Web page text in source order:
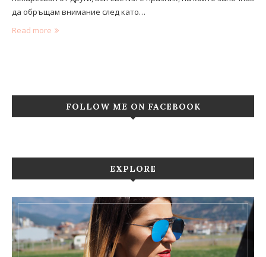
да обръщам внимание след като…
Read more
FOLLOW ME ON FACEBOOK
EXPLORE